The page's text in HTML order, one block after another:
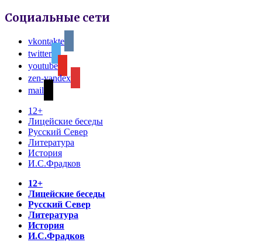
Социальные сети
vkontakte
twitter
youtube
zen-yandex
mail
12+
Лицейские беседы
Русский Север
Литература
История
И.С.Фрадков
12+
Лицейские беседы
Русский Север
Литература
История
И.С.Фрадков